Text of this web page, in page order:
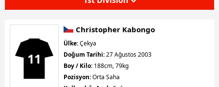
11
Christopher Kabongo
Ülke:Çekya
Doğum Tarihi:27 Ağustos 2003
Boy / Kilo: 188cm, 79kg
Pozisyon:Orta Saha